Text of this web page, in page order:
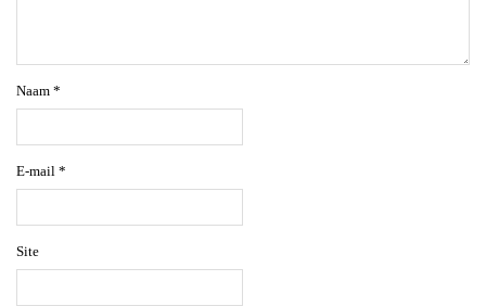
Naam *
E-mail *
Site